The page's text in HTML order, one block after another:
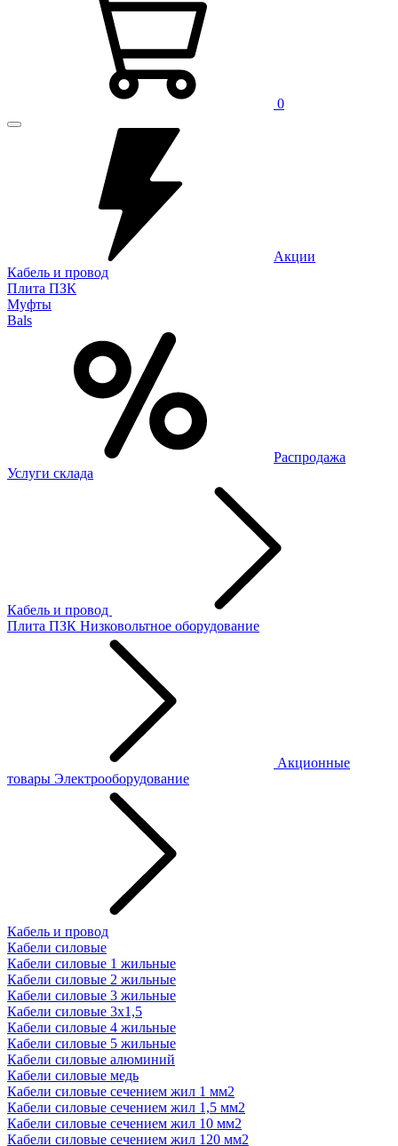
0
Акции
Кабель и провод
Плита ПЗК
Муфты
Bals
Распродажа
Услуги склада
Кабель и провод
Плита ПЗК Низковольтное оборудование
Акционные
товары Электрооборудование
Кабель и провод
Кабели силовые
Кабели силовые 1 жильные
Кабели силовые 2 жильные
Кабели силовые 3 жильные
Кабели силовые 3х1,5
Кабели силовые 4 жильные
Кабели силовые 5 жильные
Кабели силовые алюминий
Кабели силовые медь
Кабели силовые сечением жил 1 мм2
Кабели силовые сечением жил 1,5 мм2
Кабели силовые сечением жил 10 мм2
Кабели силовые сечением жил 120 мм2